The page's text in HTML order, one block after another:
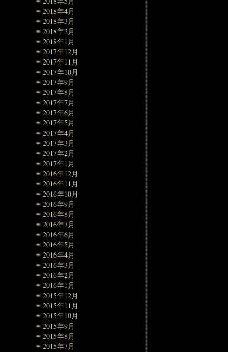
2018年4月
2018年3月
2018年2月
2018年1月
2017年12月
2017年11月
2017年10月
2017年9月
2017年8月
2017年7月
2017年6月
2017年5月
2017年4月
2017年3月
2017年2月
2017年1月
2016年12月
2016年11月
2016年10月
2016年9月
2016年8月
2016年7月
2016年6月
2016年5月
2016年4月
2016年3月
2016年2月
2016年1月
2015年12月
2015年11月
2015年10月
2015年9月
2015年8月
2015年7月